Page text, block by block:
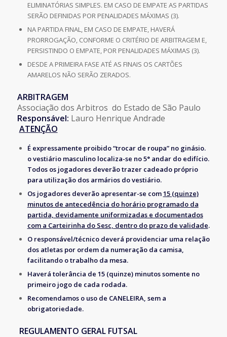
ELIMINATÓRIAS SIMPLES. EM CASO DE EMPATE AS PARTIDAS
SERÃO DEFINIDAS POR PENALIDADES MÁXIMAS (3).
NA PARTIDA FINAL, EM CASO DE EMPATE, HAVERÁ
PRORROGAÇÃO, CONFORME O CRITÉRIO DE ARBITRAGEM E,
PERSISTINDO O EMPATE, POR PENALIDADES MÁXIMAS (3).
DESDE A PRIMEIRA FASE ATÉ AS FINAIS OS CARTÕES
AMARELOS NÃO SERÃO ZERADOS.
ARBITRAGEM
Associação dos Arbitros do Estado de São Paulo
Responsável: Lauro Henrique Andrade
ATENÇÃO
É expressamente proibido “trocar de roupa” no ginásio.
o vestiário masculino localiza-se no 5° andar do edifício.
Todos os jogadores deverão trazer cadeado próprio
para utilização dos armários do vestiário.
Os jogadores deverão apresentar-se com15 (quinze)
minutos de antecedência do horário programado da
partida, devidamente uniformizadas e documentados
com a Carteirinha do Sesc, dentro do prazo de validade.
O responsável/técnico deverá providenciar uma relação
dos atletas por ordem da numeração da camisa,
facilitando o trabalho da mesa.
Haverá tolerância de 15 (quinze) minutos somente no
primeiro jogo de cada rodada.
Recomendamos o uso de CANELEIRA, sem a
obrigatoriedade.
REGULAMENTO GERAL FUTSAL